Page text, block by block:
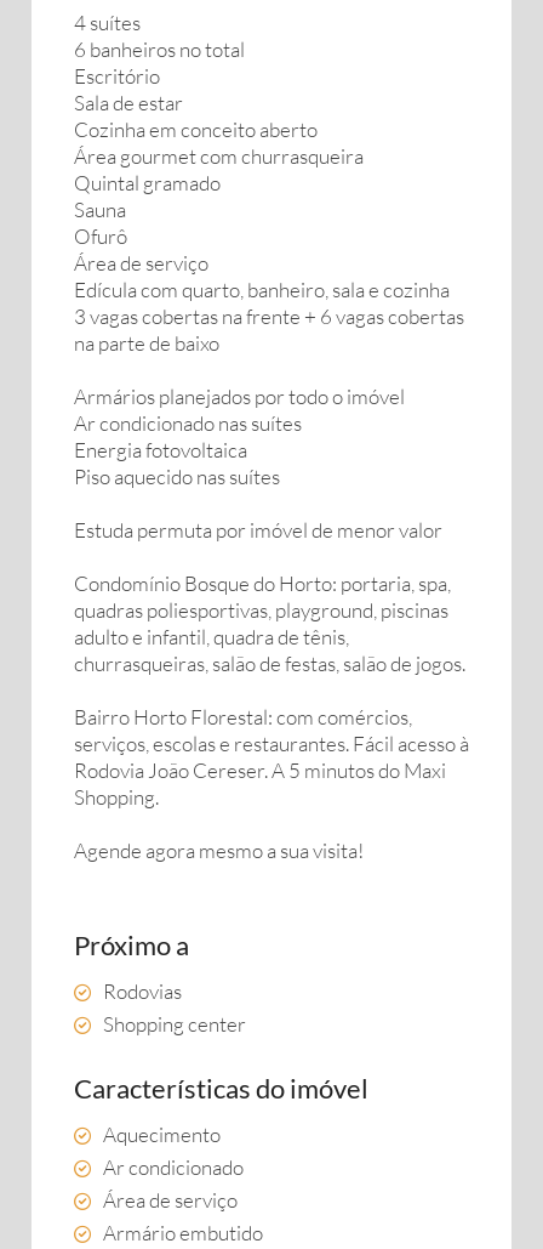
4 suítes
6 banheiros no total
Escritório
Sala de estar
Cozinha em conceito aberto
Área gourmet com churrasqueira
Quintal gramado
Sauna
Ofurô
Área de serviço
Edícula com quarto, banheiro, sala e cozinha
3 vagas cobertas na frente + 6 vagas cobertas
na parte de baixo
Armários planejados por todo o imóvel
Ar condicionado nas suítes
Energia fotovoltaica
Piso aquecido nas suítes
Estuda permuta por imóvel de menor valor
Condomínio Bosque do Horto: portaria, spa,
quadras poliesportivas, playground, piscinas
adulto e infantil, quadra de tênis,
churrasqueiras, salão de festas, salão de jogos.
Bairro Horto Florestal: com comércios,
serviços, escolas e restaurantes. Fácil acesso à
Rodovia João Cereser. A 5 minutos do Maxi
Shopping.
Agende agora mesmo a sua visita!
Próximo a
Rodovias
Shopping center
Características do imóvel
Aquecimento
Ar condicionado
Área de serviço
Armário embutido